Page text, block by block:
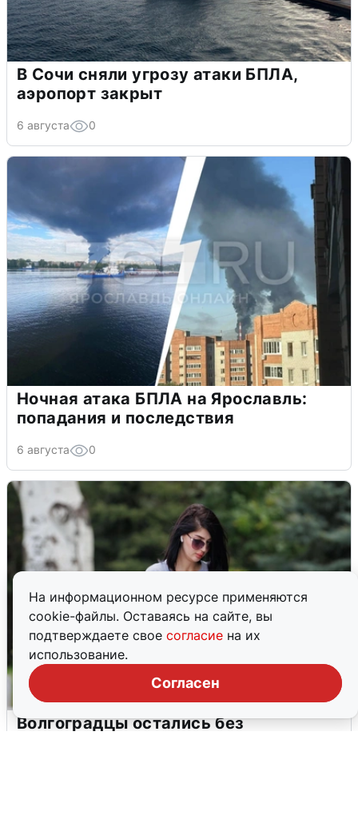
На информационном ресурсе применяются
cookie-файлы. Оставаясь на сайте, вы
подтверждаете свое согласие на их
использование.
Согласен
В Сочи сняли угрозу атаки БПЛА,
аэропорт закрыт
6 августа 0
Ночная атака БПЛА на Ярославль:
попадания и последствия
6 августа 0
Волгоградцы остались без